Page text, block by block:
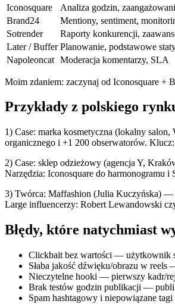
Iconosquare
Analiza godzin,
Brand24
Mentiony, sentiment,
Sotrender
Raporty konkurencji,
Later / Buffer Planowanie, podstawowe
Napoleoncat Moderacja komentarzy, SLA
Moim zdaniem: zaczynaj od Iconosquare +
Przykłady z polskiego
1) Case: marka kosmetyczna (lokalny
organicznego i +1 200 obserwatorów.
2) Case: sklep odzieżowy (agencja Y,
Narzędzia: Iconosquare do harmonogramu
3) Twórca: Maffashion (Julia Kuczyńska) —
Large influencerzy: Robert Lewandowski
Błędy, które natychmiast
Clickbait bez wartości — użytkownik
Słaba jakość dźwięku/obrazu w
Nieczytelne hooki — pierwszy kadr/
Brak testów godzin publikacji —
Spam hashtagowy i niepowiązane